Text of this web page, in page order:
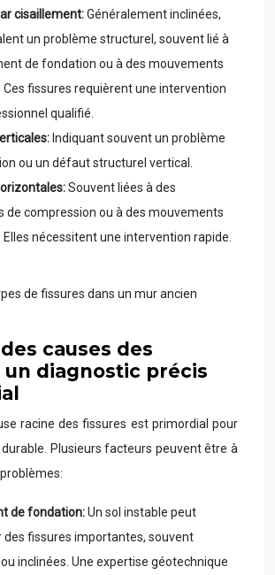
cisaillement:Généralement inclinées,
un problème structurel, souvent lié à
de fondation ou à des mouvements
Ces fissures requièrent une intervention
qualifié.
Indiquant souvent un problème
ou un défaut structurel vertical.
Souvent liées à des
de compression ou à des mouvements
nécessitent une intervention rapide.
causes des
un diagnostic précis
racine des fissures est primordial pour
Plusieurs facteurs peuvent être à
problèmes:
de fondation:Un sol instable peut
des fissures importantes, souvent
inclinées. Une expertise géotechnique